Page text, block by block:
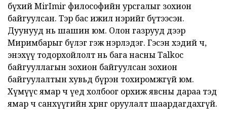
бүхий MirImir философийн урсгалыг зохион
байгуулсан. Тэр бас ижил нэрийг бүтээсэн.
Дуунууд нь шашин юм. Олон газрууд дээр
Миримбарыг бүлэг гэж нэрлэдэг. Гэсэн хэдий ч,
энэхүү тодорхойлолт нь бага насны Talkoc
байгууллагын зохион байгуулсан зохион
байгуулалтын хувьд бүрэн тохиромжгүй юм.
Хүмүүс ямар ч үед холбоог орхиж явсны дараа тэд
ямар ч санхүүгийн хөрөнгө оруулалт шаардагдахгүй.